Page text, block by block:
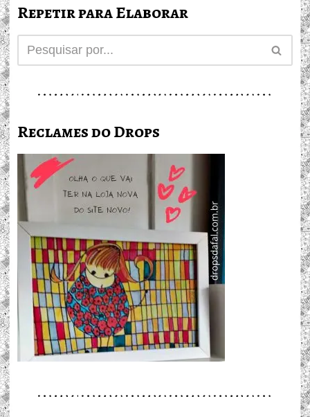
Repetir para Elaborar
Reclames do Drops